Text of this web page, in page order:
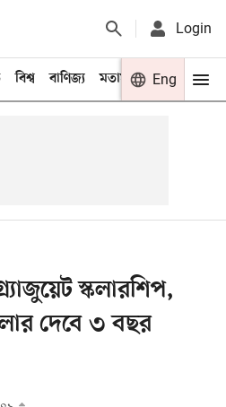
Login
বিশ্ব বাণিজ্য মতামত খেলা
Eng
স্কলারশিপ,
দেবে ৩ বছর